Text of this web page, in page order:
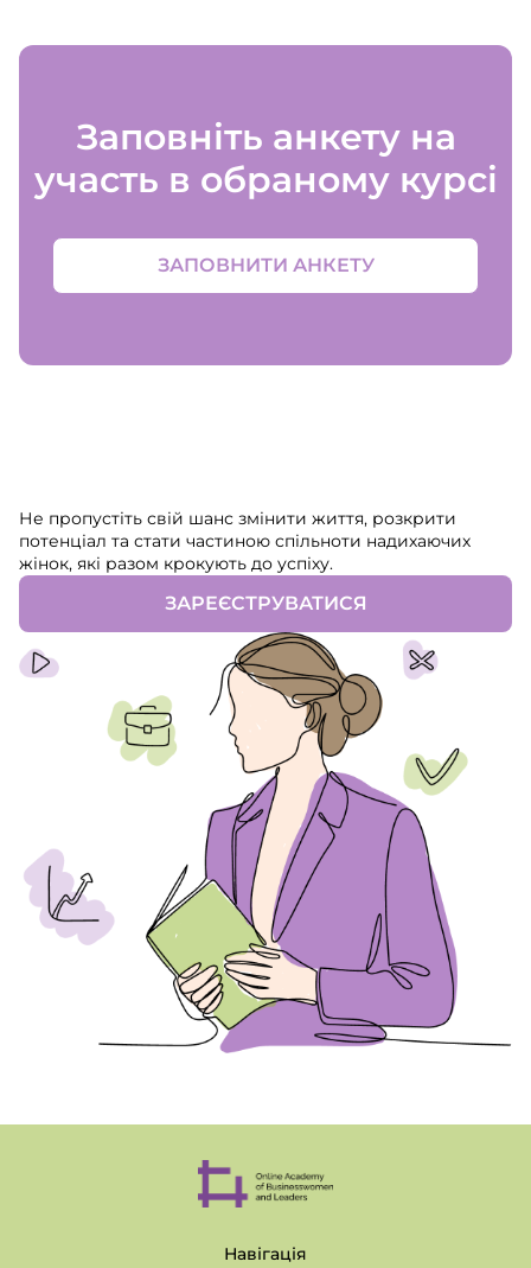
Заповніть анкету на
участь в обраному курсі
ЗАПОВНИТИ АНКЕТУ
Не пропустіть свій шанс змінити життя, розкрити
потенціал та стати частиною спільноти надихаючих
жінок, які разом крокують до успіху.
ЗАРЕЄСТРУВАТИСЯ
Навігація